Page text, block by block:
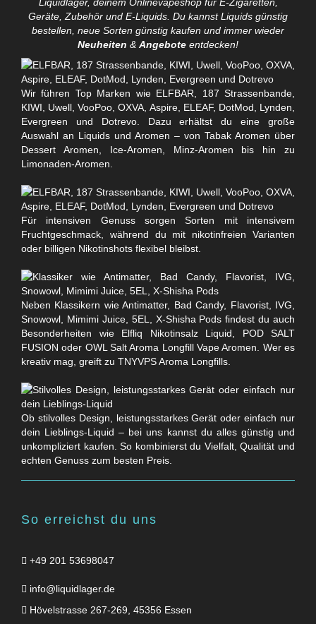
Geräte, Zubehör und E-Liquids. Du kannst Liquids günstig
bestellen, neue Sorten günstig kaufen und immer wieder
Neuheiten & Angebote entdecken!
Wir führen Top Marken wie ELFBAR, 187 Strassenbande,
KIWI, Uwell, VooPoo, OXVA, Aspire, ELEAF, DotMod, Lynden,
Evergreen und Dotrevo. Dazu erhältst du eine große
Auswahl an Liquids und Aromen – von Tabak Aromen über
Dessert Aromen, Ice-Aromen, Minz-Aromen bis hin zu
Limonaden-Aromen.
Für intensiven Genuss sorgen Sorten mit intensivem
Fruchtgeschmack, während du mit nikotinfreien Varianten
oder billigen Nikotinshots flexibel bleibst.
Neben Klassikern wie Antimatter, Bad Candy, Flavorist, IVG,
Snowowl, Mimimi Juice, 5EL, X-Shisha Pods findest du auch
Besonderheiten wie Elfliq Nikotinsalz Liquid, POD SALT
FUSION oder OWL Salt Aroma Longfill Vape Aromen. Wer es
kreativ mag, greift zu TNYVPS Aroma Longfills.
Ob stilvolles Design, leistungsstarkes Gerät oder einfach nur
dein Lieblings-Liquid – bei uns kannst du alles günstig und
unkompliziert kaufen. So kombinierst du Vielfalt, Qualität und
echten Genuss zum besten Preis.
So erreichst du uns
+49 201 53698047
info@liquidlager.de
Hövelstrasse 267-269, 45356 Essen